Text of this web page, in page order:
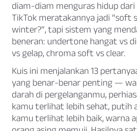
diam-diam menguras hidup
TikTok meratakannya jadi “soft
winter?”, tapi sistem yang
beneran: undertone hangat vs
vs gelap, chroma soft vs clear.
Kuis ini menjalankan 13
yang benar-benar penting —
darah di pergelanganmu,
kamu terlihat lebih sehat, putih
kamu terlihat lebih baik, warna